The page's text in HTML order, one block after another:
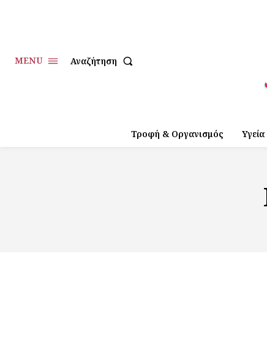
MENU Αναζήτηση
Τροφή & Οργανισμός Υγεία